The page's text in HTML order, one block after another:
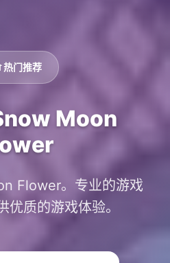
热门推荐
Moon
Flower。专业的游戏
优质的游戏体验。